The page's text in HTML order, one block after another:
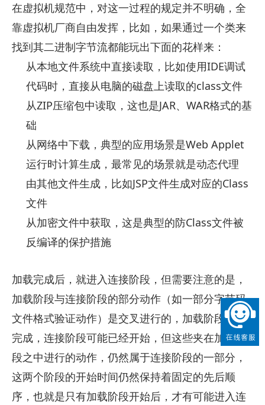
在虚拟机规范中，对这一过程的规定并不明确，全
靠虚拟机厂商自由发挥，比如，如果通过一个类来
找到其二进制字节流都能玩出下面的花样来：
从本地文件系统中直接读取，比如使用IDE调试
代码时，直接从电脑的磁盘上读取的class文件
从ZIP压缩包中读取，这也是JAR、WAR格式的基
础
从网络中下载，典型的应用场景是Web Applet
运行时计算生成，最常见的场景就是动态代理
由其他文件生成，比如JSP文件生成对应的Class
文件
从加密文件中获取，这是典型的防Class文件被
反编译的保护措施
加载完成后，就进入连接阶段，但需要注意的是，
加载阶段与连接阶段的部分动作（如一部分字节码
文件格式验证动作）是交叉进行的，加载阶段尚未
完成，连接阶段可能已经开始，但这些夹在加载阶
段之中进行的动作，仍然属于连接阶段的一部分，
这两个阶段的开始时间仍然保持着固定的先后顺
序，也就是只有加载阶段开始后，才有可能进入连